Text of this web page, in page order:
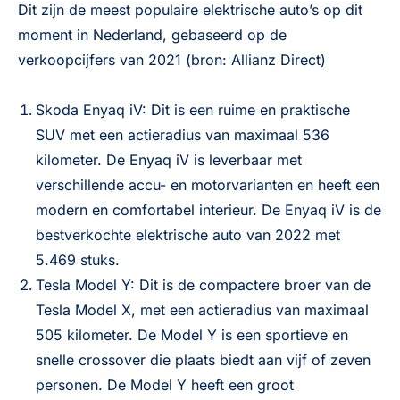
Dit zijn de meest populaire elektrische auto’s op dit
moment in Nederland, gebaseerd op de
verkoopcijfers van 2021 (bron: Allianz Direct)
Skoda Enyaq iV: Dit is een ruime en praktische
SUV met een actieradius van maximaal 536
kilometer. De Enyaq iV is leverbaar met
verschillende accu- en motorvarianten en heeft een
modern en comfortabel interieur. De Enyaq iV is de
bestverkochte elektrische auto van 2022 met
5.469 stuks.
Tesla Model Y: Dit is de compactere broer van de
Tesla Model X, met een actieradius van maximaal
505 kilometer. De Model Y is een sportieve en
snelle crossover die plaats biedt aan vijf of zeven
personen. De Model Y heeft een groot